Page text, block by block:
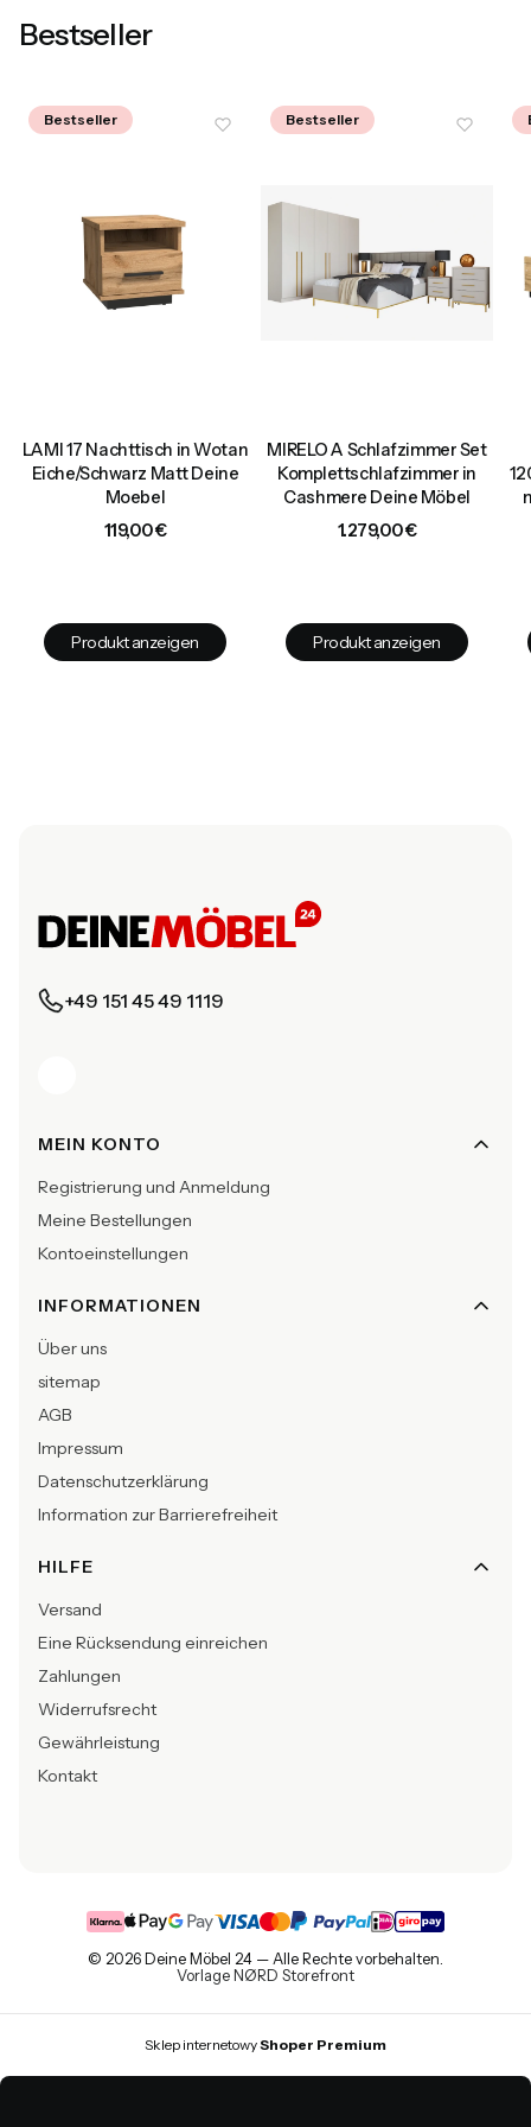
Bestseller
Bestseller
LAMI 17 Nachttisch in Wotan
Eiche/Schwarz Matt Deine
Moebel
Preis
119,00 €
Produkt anzeigen
Bestseller
MIRELO A Schlafzimmer Set
Komplettschlafzimmer in
Cashmere Deine Möbel
Preis
1.279,00 €
Produkt anzeigen
+49 151 45 49 1119
Fußzeilenmenü
MEIN KONTO
Registrierung und Anmeldung
Meine Bestellungen
Kontoeinstellungen
INFORMATIONEN
Über uns
sitemap
AGB
Impressum
Datenschutzerklärung
Information zur Barrierefreiheit
HILFE
Versand
Eine Rücksendung einreichen
Zahlungen
Widerrufsrecht
Gewährleistung
Kontakt
© 2026 Deine Möbel 24 — Alle Rechte vorbehalten.
Vorlage NØRD Storefront
Sklep internetowyShoper Premium